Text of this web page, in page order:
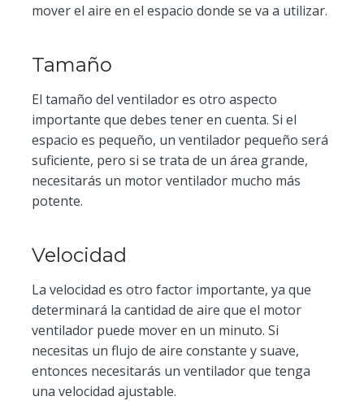
mover el aire en el espacio donde se va a utilizar.
Tamaño
El tamaño del ventilador es otro aspecto
importante que debes tener en cuenta. Si el
espacio es pequeño, un ventilador pequeño será
suficiente, pero si se trata de un área grande,
necesitarás un motor ventilador mucho más
potente.
Velocidad
La velocidad es otro factor importante, ya que
determinará la cantidad de aire que el motor
ventilador puede mover en un minuto. Si
necesitas un flujo de aire constante y suave,
entonces necesitarás un ventilador que tenga
una velocidad ajustable.